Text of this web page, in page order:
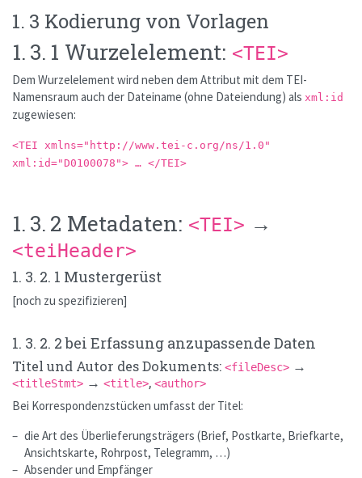
1. 3 Kodierung von Vorlagen
1. 3. 1 Wurzelelement: <TEI>
Dem Wurzelelement wird neben dem Attribut mit dem TEI-
Namensraum auch der Dateiname (ohne Dateiendung) als xml:id
zugewiesen:
<TEI xmlns="http://www.tei-c.org/ns/1.0"
xml:id="D0100078"> … </TEI>
1. 3. 2 Metadaten: <TEI> →
<teiHeader>
1. 3. 2. 1 Mustergerüst
[noch zu spezifizieren]
1. 3. 2. 2 bei Erfassung anzupassende Daten
Titel und Autor des Dokuments: <fileDesc> →
<titleStmt> → <title>, <author>
Bei Korrespondenzstücken umfasst der Titel:
die Art des Überlieferungsträgers (Brief, Postkarte, Briefkarte,
Ansichtskarte, Rohrpost, Telegramm, …)
Absender und Empfänger